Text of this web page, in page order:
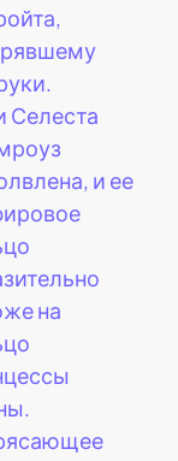
Селеста
и ее
на